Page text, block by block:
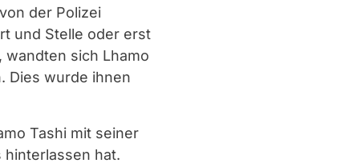
der Polizei
und Stelle oder erst
sich Lhamo
Dies wurde ihnen
Tashi mit seiner
hat.